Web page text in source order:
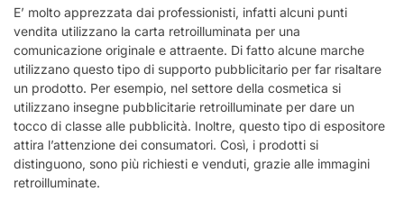
E’ molto apprezzata dai professionisti, infatti alcuni punti
vendita utilizzano la carta retroilluminata per una
comunicazione originale e attraente. Di fatto alcune marche
utilizzano questo tipo di supporto pubblicitario per far risaltare
un prodotto. Per esempio, nel settore della cosmetica si
utilizzano insegne pubblicitarie retroilluminate per dare un
tocco di classe alle pubblicità. Inoltre, questo tipo di espositore
attira l’attenzione dei consumatori. Così, i prodotti si
distinguono, sono più richiesti e venduti, grazie alle immagini
retroilluminate.